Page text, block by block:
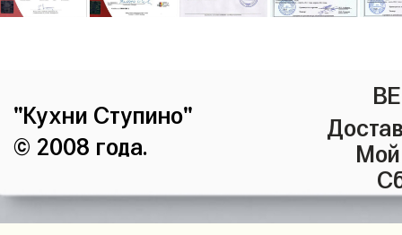
"Кухни Ступино"
© 2008 года.